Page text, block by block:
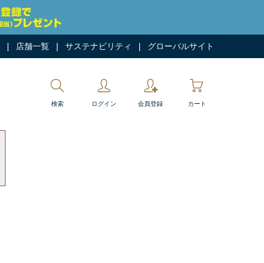
店舗一覧 サステナビリティ グローバルサイト
検索 ログイン 会員登録 カート